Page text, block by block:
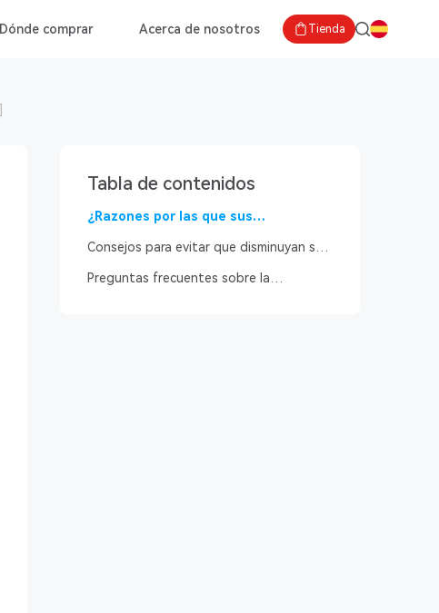
Dónde comprar Acerca de nosotros Tienda
Tabla de contenidos
¿Razones por las que sus
disminuyeron de la noche a la
mañana?
Consejos para evitar que disminuyan sus
Preguntas frecuentes sobre la